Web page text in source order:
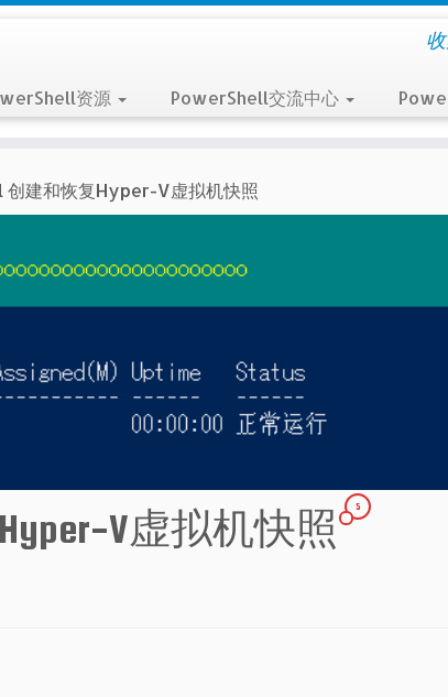
资源 PowerShell交流中心
建和恢复Hyper-V虚拟机快照
V虚拟机快照
5